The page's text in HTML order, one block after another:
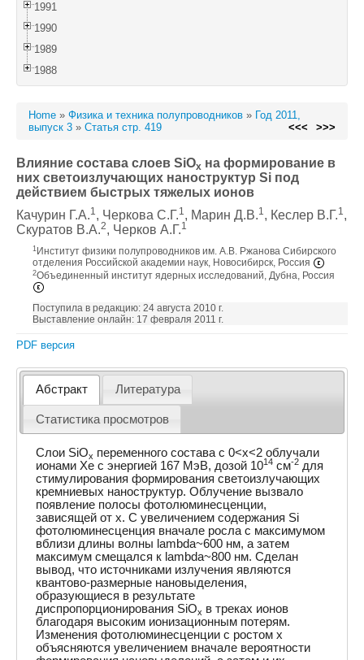
1991
1990
1989
1988
Home » Физика и техника полупроводников » Год 2011,
выпуск 3 » Статья стр. 419 <<< >>>
Влияние состава слоев SiOx на формирование в
них светоизлучающих наноструктур Si под
действием быстрых тяжелых ионов
Качурин Г.А.1, Черкова С.Г.1, Марин Д.В.1, Кеслер В.Г.1,
Скуратов В.А.2, Черков А.Г.1
1 Институт физики полупроводников им. А.В. Ржанова Сибирского
отделения Российской академии наук, Новосибирск, Россия
2Объединенный институт ядерных исследований, Дубна, Россия
Поступила в редакцию: 24 августа 2010 г.
Выставление онлайн: 17 февраля 2011 г.
PDF версия
Абстракт Литература
Статистика просмотров
Слои SiOx переменного состава с 0<x<2 облучали
ионами Xe с энергией 167 МэВ, дозой 1014 см-2 для
стимулирования формирования светоизлучающих
кремниевых наноструктур. Облучение вызвало
появление полосы фотолюминесценции,
зависящей от x. С увеличением содержания Si
фотолюминесценция вначале росла с максимумом
вблизи длины волны lambda~600 нм, а затем
максимум смещался к lambda~800 нм. Сделан
вывод, что источниками излучения являются
квантово-размерные нановыделения,
образующиеся в результате
диспропорционирования SiOx в треках ионов
благодаря высоким ионизационным потерям.
Изменения фотолюминесценции с ростом x
объясняются увеличением вначале вероятности